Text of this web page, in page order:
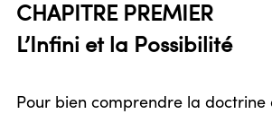
CHAPITRE PREMIER
L’Infini et la Possibilité
Pour bien comprendre la doctrine